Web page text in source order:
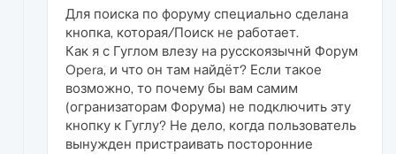
Для поиска по форуму специально сделана
кнопка, которая/Поиск не работает.
Как я с Гуглом влезу на русскоязычнй Форум
Opera, и что он там найдёт? Если такое
возможно, то почему бы вам самим
(огранизаторам Форума) не подключить эту
кнопку к Гуглу? Не дело, когда пользователь
вынужден пристраивать посторонние